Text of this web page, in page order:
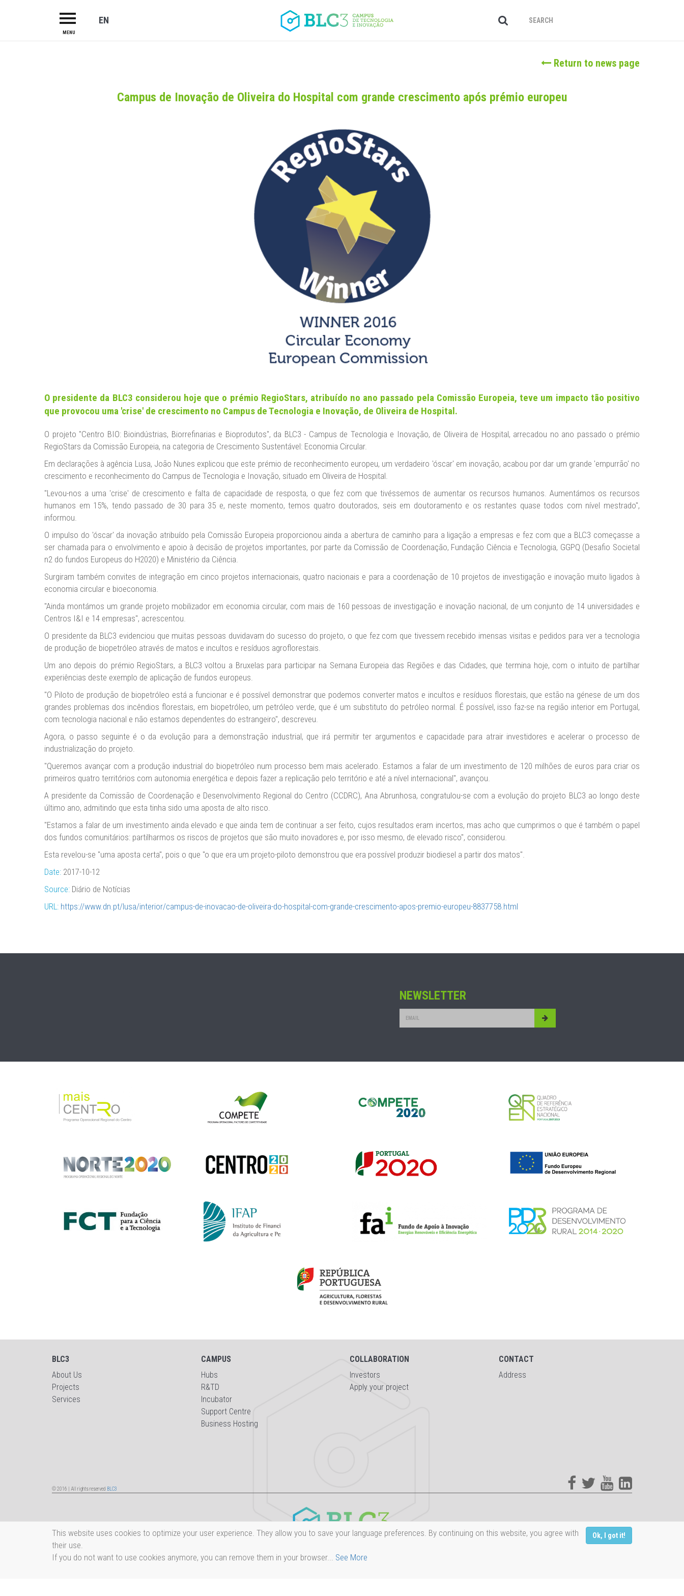
MENU
EN
Return to news page
Campus de Inovação de Oliveira do Hospital com grande crescimento após prémio europeu
O presidente da BLC3 considerou hoje que o prémio RegioStars, atribuído no ano passado pela Comissão Europeia, teve um impacto tão positivo
que provocou uma 'crise' de crescimento no Campus de Tecnologia e Inovação, de Oliveira de Hospital.
O projeto "Centro BIO: Bioindústrias, Biorrefinarias e Bioprodutos", da BLC3 - Campus de Tecnologia e Inovação, de Oliveira de Hospital, arrecadou no ano passado o prémio
RegioStars da Comissão Europeia, na categoria de Crescimento Sustentável: Economia Circular.
Em declarações à agência Lusa, João Nunes explicou que este prémio de reconhecimento europeu, um verdadeiro 'óscar' em inovação, acabou por dar um grande 'empurrão' no
crescimento e reconhecimento do Campus de Tecnologia e Inovação, situado em Oliveira de Hospital.
"Levou-nos a uma 'crise' de crescimento e falta de capacidade de resposta, o que fez com que tivéssemos de aumentar os recursos humanos. Aumentámos os recursos
humanos em 15%, tendo passado de 30 para 35 e, neste momento, temos quatro doutorados, seis em doutoramento e os restantes quase todos com nível mestrado",
informou.
O impulso do 'óscar' da inovação atribuído pela Comissão Europeia proporcionou ainda a abertura de caminho para a ligação a empresas e fez com que a BLC3 começasse a
ser chamada para o envolvimento e apoio à decisão de projetos importantes, por parte da Comissão de Coordenação, Fundação Ciência e Tecnologia, GGPQ (Desafio Societal
n2 do fundos Europeus do H2020) e Ministério da Ciência.
Surgiram também convites de integração em cinco projetos internacionais, quatro nacionais e para a coordenação de 10 projetos de investigação e inovação muito ligados à
economia circular e bioeconomia.
"Ainda montámos um grande projeto mobilizador em economia circular, com mais de 160 pessoas de investigação e inovação nacional, de um conjunto de 14 universidades e
Centros I&I e 14 empresas", acrescentou.
O presidente da BLC3 evidenciou que muitas pessoas duvidavam do sucesso do projeto, o que fez com que tivessem recebido imensas visitas e pedidos para ver a tecnologia
de produção de biopetróleo através de matos e incultos e resíduos agroflorestais.
Um ano depois do prémio RegioStars, a BLC3 voltou a Bruxelas para participar na Semana Europeia das Regiões e das Cidades, que termina hoje, com o intuito de partilhar
experiências deste exemplo de aplicação de fundos europeus.
"O Piloto de produção de biopetróleo está a funcionar e é possível demonstrar que podemos converter matos e incultos e resíduos florestais, que estão na génese de um dos
grandes problemas dos incêndios florestais, em biopetróleo, um petróleo verde, que é um substituto do petróleo normal. É possível, isso faz-se na região interior em Portugal,
com tecnologia nacional e não estamos dependentes do estrangeiro", descreveu.
Agora, o passo seguinte é o da evolução para a demonstração industrial, que irá permitir ter argumentos e capacidade para atrair investidores e acelerar o processo de
industrialização do projeto.
"Queremos avançar com a produção industrial do biopetróleo num processo bem mais acelerado. Estamos a falar de um investimento de 120 milhões de euros para criar os
primeiros quatro territórios com autonomia energética e depois fazer a replicação pelo território e até a nível internacional", avançou.
A presidente da Comissão de Coordenação e Desenvolvimento Regional do Centro (CCDRC), Ana Abrunhosa, congratulou-se com a evolução do projeto BLC3 ao longo deste
último ano, admitindo que esta tinha sido uma aposta de alto risco.
"Estamos a falar de um investimento ainda elevado e que ainda tem de continuar a ser feito, cujos resultados eram incertos, mas acho que cumprimos o que é também o papel
dos fundos comunitários: partilharmos os riscos de projetos que são muito inovadores e, por isso mesmo, de elevado risco", considerou.
Esta revelou-se "uma aposta certa", pois o que "o que era um projeto-piloto demonstrou que era possível produzir biodiesel a partir dos matos".
Date: 2017-10-12
Source: Diário de Notícias
URL: https://www.dn.pt/lusa/interior/campus-de-inovacao-de-oliveira-do-hospital-com-grande-crescimento-apos-premio-europeu-8837758.html
NEWSLETTER
Submit
BLC3
About Us
Projects
Services
CAMPUS
Hubs
R&TD
Incubator
Support Centre
Business Hosting
COLLABORATION
Investors
Apply your project
CONTACT
Address
© 2016 | All rights reserved BLC3
Ok, I got it!
This website uses cookies to optimize your user experience. They allow you to save your language preferences. By continuing on this website, you agree with
their use.
If you do not want to use cookies anymore, you can remove them in your browser... See More